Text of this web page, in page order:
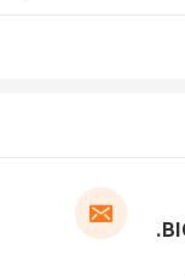
BIOTECHNOLOGY CO., LTD.